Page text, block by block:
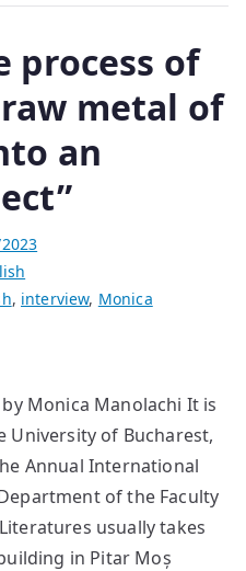
process of
metal of
an
, interview, Monica
Monica Manolachi It is
University of Bucharest,
Annual International
of the Faculty
usually takes
in Pitar Moș